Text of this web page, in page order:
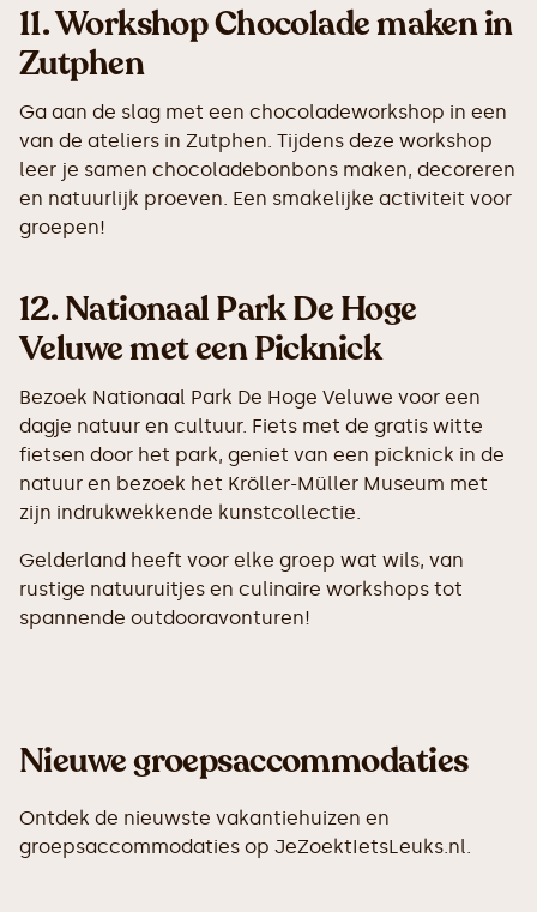
11.Workshop Chocolade maken in
Zutphen
Ga aan de slag met een chocoladeworkshop in een
van de ateliers in Zutphen. Tijdens deze workshop
leer je samen chocoladebonbons maken, decoreren
en natuurlijk proeven. Een smakelijke activiteit voor
groepen!
12.Nationaal Park De Hoge
Veluwe met een Picknick
Bezoek Nationaal Park De Hoge Veluwe voor een
dagje natuur en cultuur. Fiets met de gratis witte
fietsen door het park, geniet van een picknick in de
natuur en bezoek het Kröller-Müller Museum met
zijn indrukwekkende kunstcollectie.
Gelderland heeft voor elke groep wat wils, van
rustige natuuruitjes en culinaire workshops tot
spannende outdooravonturen!
Nieuwe groepsaccommodaties
Ontdek de nieuwste vakantiehuizen en
groepsaccommodaties op JeZoektIetsLeuks.nl.